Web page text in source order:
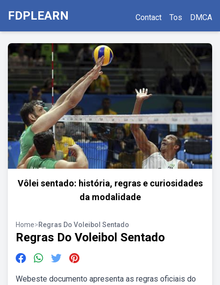
FDPLEARN Contact Tos DMCA
Vôlei sentado: história, regras e curiosidades
da modalidade
Home>Regras Do Voleibol Sentado
Regras Do Voleibol Sentado
Webeste documento apresenta as regras oficiais do